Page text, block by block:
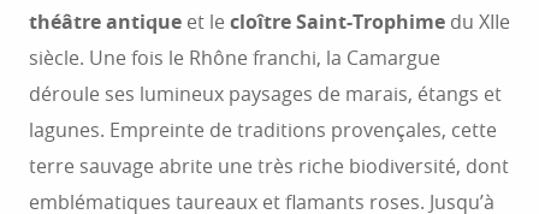
théâtre antique et le cloître Saint-Trophime du XIIe
siècle. Une fois le Rhône franchi, la Camargue
déroule ses lumineux paysages de marais, étangs et
lagunes. Empreinte de traditions provençales, cette
terre sauvage abrite une très riche biodiversité, dont
emblématiques taureaux et flamants roses. Jusqu’à